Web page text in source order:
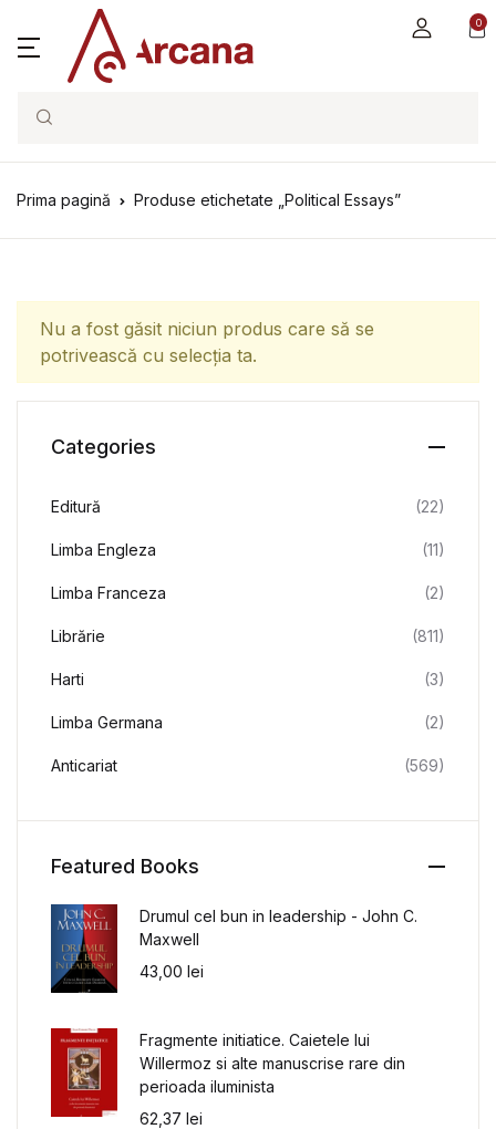
0
Search
Prima pagină Produse etichetate „Political Essays”
Nu a fost găsit niciun produs care să se
potrivească cu selecția ta.
Categories
Editură (22)
Limba Engleza (11)
Limba Franceza (2)
Librărie (811)
Harti (3)
Limba Germana (2)
Anticariat (569)
Featured Books
Drumul cel bun in leadership - John C.
Maxwell
43,00 lei
Fragmente initiatice. Caietele lui
Willermoz si alte manuscrise rare din
perioada iluminista
62,37 lei